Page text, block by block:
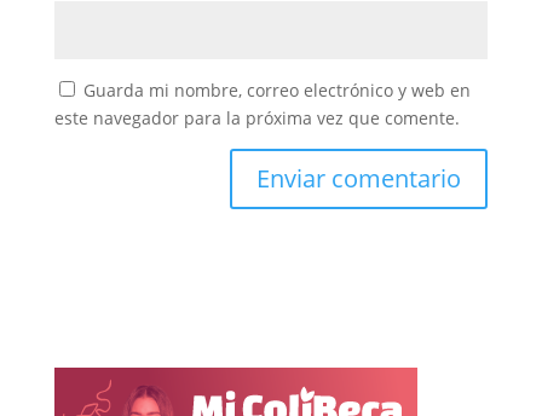
Guarda mi nombre, correo electrónico y web en
este navegador para la próxima vez que comente.